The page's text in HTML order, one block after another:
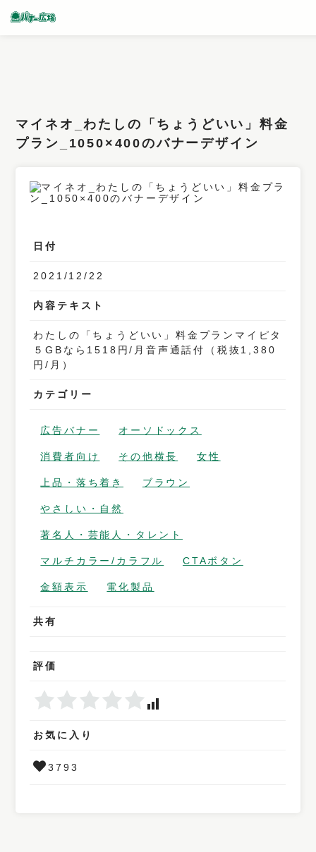
フィルター
カラー
デザイン
タイプ
要素
マイネオ_わたしの「ちょうどいい」料金
プラン_1050×400のバナーデザイン
日付
2021/12/22
内容テキスト
わたしの「ちょうどいい」料金プランマイピタ
５GBなら1518円/月音声通話付（税抜1,380
円/月）
カテゴリー
広告バナー オーソドックス
消費者向け その他横長 女性
上品・落ち着き ブラウン
やさしい・自然
著名人・芸能人・タレント
マルチカラー/カラフル CTAボタン
金額表示 電化製品
共有
評価
お気に入り
3793